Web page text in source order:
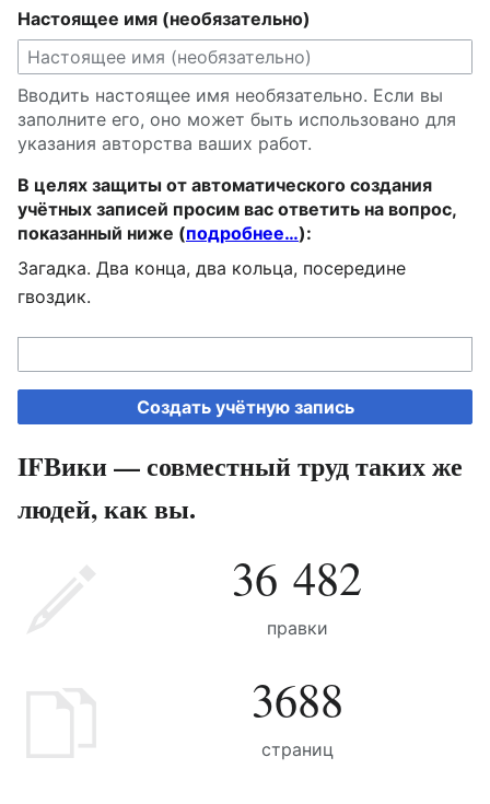
Настоящее имя (необязательно)
Вводить настоящее имя необязательно. Если вы
заполните его, оно может быть использовано для
указания авторства ваших работ.
В целях защиты от автоматического создания
учётных записей просим вас ответить на вопрос,
показанный ниже (подробнее…):
Загадка. Два конца, два кольца, посередине
гвоздик.
Создать учётную запись
IFВики — совместный труд таких же
людей, как вы.
36 482
правки
3688
страниц